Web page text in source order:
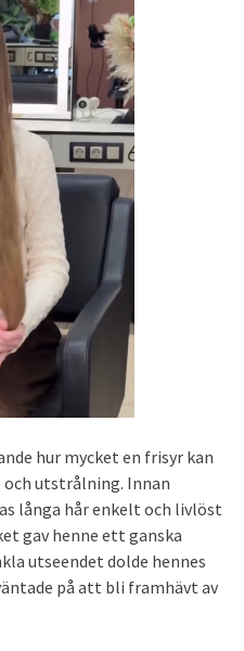
hur mycket en frisyr kan
och utstrålning. Innan
långa hår enkelt och livlöst
gav henne ett ganska
utseendet dolde hennes
på att bli framhävt av